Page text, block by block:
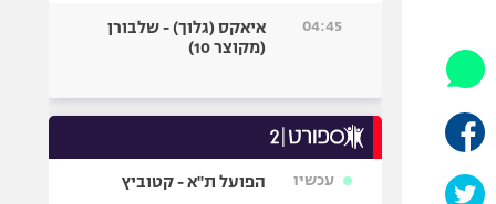
אופניים
כדורמים
פוטבול אמריקאי NFL
בייסבול MLB
04:45
איאקס (גלוך) - שלבורן
(מקוצר 10)
עכשיו הפועל ת"א - קטוביץ